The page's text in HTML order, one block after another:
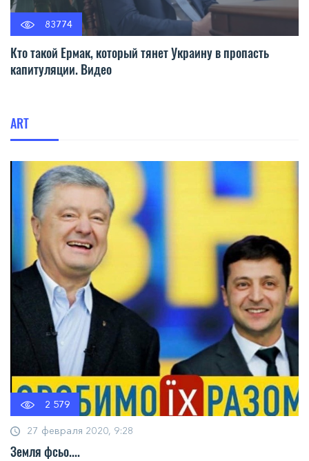
83774
Кто такой Ермак, который тянет Украину в пропасть
капитуляции. Видео
ART
2 579
27 февраля 2020, 9:28
Земля фсьо....